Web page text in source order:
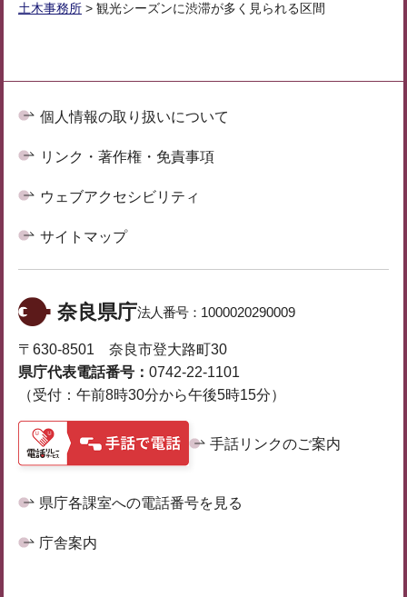
土木事務所 > 観光シーズンに渋滞が多く見られる区間
個人情報の取り扱いについて
リンク・著作権・免責事項
ウェブアクセシビリティ
サイトマップ
奈良県庁法人番号： 1000020290009
〒630-8501 奈良市登大路町30
県庁代表電話番号： 0742-22-1101
（受付：午前8時30分から午後5時15分）
手話リンクのご案内
県庁各課室への電話番号を見る
庁舎案内